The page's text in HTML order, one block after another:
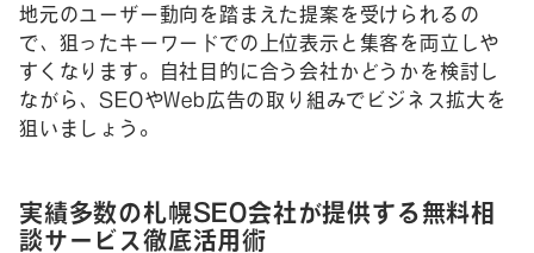
地元のユーザー動向を踏まえた提案を受けられるの
で、狙ったキーワードでの上位表示と集客を両立しや
すくなります。自社目的に合う会社かどうかを検討し
ながら、SEOやWeb広告の取り組みでビジネス拡大を
狙いましょう。
実績多数の札幌SEO会社が提供する無料相
談サービス徹底活用術